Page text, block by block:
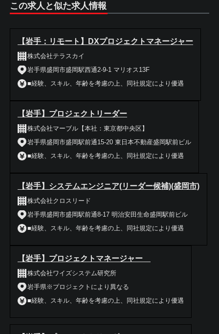
この求人と似た求人情報
【岩手：リモート】DXプロジェクトマネージャー
株式会社テラスカイ
岩手県盛岡市盛岡駅西通2-9-1 マリオス13F
■経験、スキル、年齢を考慮の上、同社規定により優遇
【岩手】プロジェクトリーダー
株式会社マーブル【本社：東京都中央区】
岩手県盛岡市盛岡駅前通15-20 東日本不動産盛岡駅前ビル
■経験、スキル、年齢を考慮の上、同社規定により優遇
【岩手】システムエンジニア(リーダー候補)(盛岡市)
株式会社クロスリード
岩手県盛岡市盛岡駅前通8-17 明治安田生命盛岡駅前ビル
■経験、スキル、年齢を考慮の上、同社規定により優遇
【岩手】プロジェクトマネージャー
株式会社ワイズシステム研究所
岩手県※プロジェクトにより異なる
■経験、スキル、年齢を考慮の上、同社規定により優遇